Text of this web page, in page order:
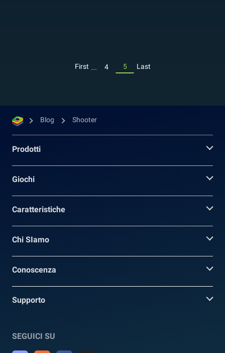
First ... 4 5 Last
Blog Shooter
Prodotti
Giochi
Caratteristiche
Chi SIamo
Conoscenza
Supporto
SEGUICI SU